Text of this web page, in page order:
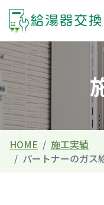
HOME
施工実績
パートナーのガス